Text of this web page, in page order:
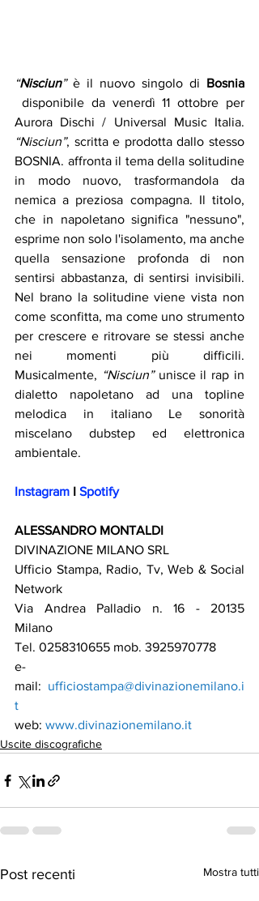
“Nisciun” è il nuovo singolo di
disponibile da venerdì 11 ottobre per
“Nisciun”, scritta e prodotta dallo stesso
BOSNIA. affronta il tema della solitudine
in modo nuovo, trasformandola da
nemica a preziosa compagna. Il titolo,
che in napoletano significa "nessuno",
esprime non solo l'isolamento, ma anche
quella sensazione profonda di non
sentirsi abbastanza, di sentirsi invisibili.
Nel brano la solitudine viene vista non
come sconfitta, ma come uno strumento
per crescere e ritrovare se stessi anche
nei momenti più difficili.
Musicalmente, “Nisciun” unisce il rap in
dialetto napoletano ad una topline
melodica in italiano Le sonorità
miscelano dubstep ed elettronica
ambientale.
Instagram I Spotify
ALESSANDRO MONTALDI
DIVINAZIONE MILANO SRL
Ufficio Stampa, Radio, Tv, Web & Social
Network
Via Andrea Palladio n. 16 - 20135
Milano
Tel. 0258310655 mob. 3925970778
e-
mail: ufficiostampa@divinazionemilano.i
t
web: www.divinazionemilano.it
Uscite discografiche
Post recenti Mostra tutti